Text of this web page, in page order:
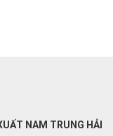
NAM TRUNG HẢI